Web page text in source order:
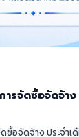
ารจัดซื้อจัดจ้า
ซื้อจัดจ้าง ประจำเ